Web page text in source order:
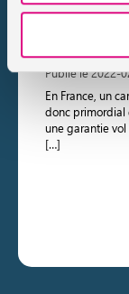
Qu’est-ce
Publié le 2022-
En France, un
donc primordial
une garantie
[…]